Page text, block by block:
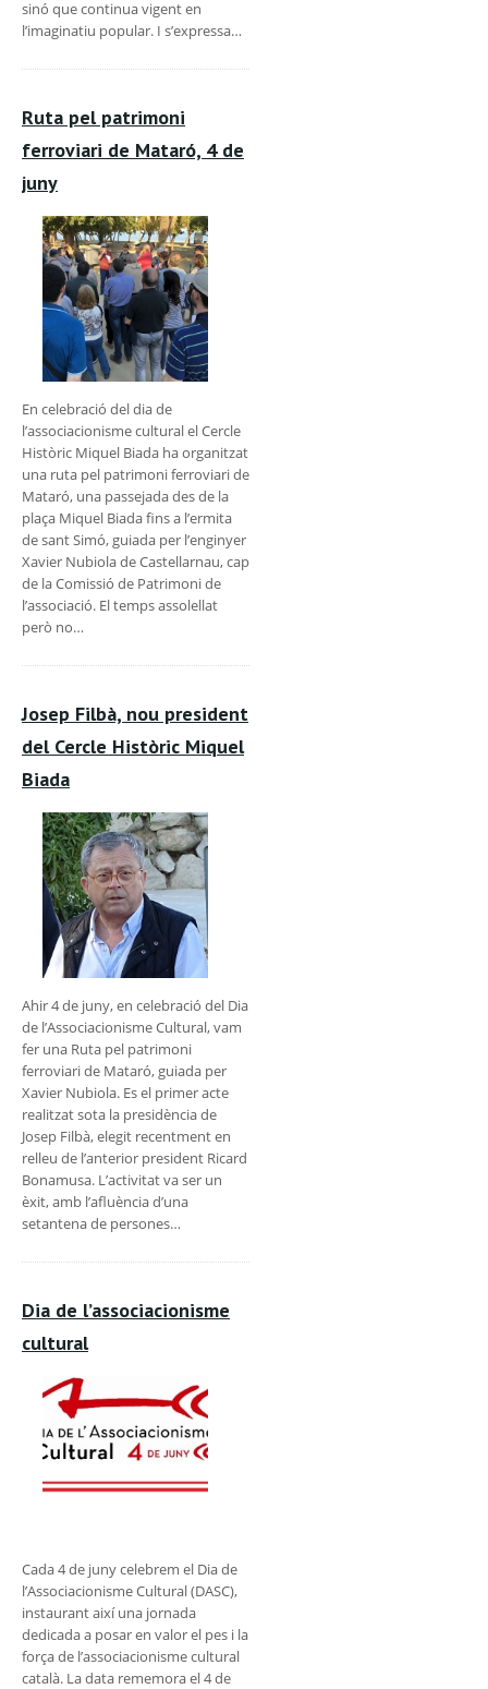
sinó que continua vigent en
l’imaginatiu popular. I s’expressa…
Ruta pel patrimoni
ferroviari de Mataró, 4 de
juny
En celebració del dia de
l’associacionisme cultural el Cercle
Històric Miquel Biada ha organitzat
una ruta pel patrimoni ferroviari de
Mataró, una passejada des de la
plaça Miquel Biada fins a l’ermita
de sant Simó, guiada per l’enginyer
Xavier Nubiola de Castellarnau, cap
de la Comissió de Patrimoni de
l’associació. El temps assolellat
però no…
Josep Filbà, nou president
del Cercle Històric Miquel
Biada
Ahir 4 de juny, en celebració del Dia
de l’Associacionisme Cultural, vam
fer una Ruta pel patrimoni
ferroviari de Mataró, guiada per
Xavier Nubiola. Es el primer acte
realitzat sota la presidència de
Josep Filbà, elegit recentment en
relleu de l’anterior president Ricard
Bonamusa. L’activitat va ser un
èxit, amb l’afluència d’una
setantena de persones…
Dia de l’associacionisme
cultural
Cada 4 de juny celebrem el Dia de
l’Associacionisme Cultural (DASC),
instaurant així una jornada
dedicada a posar en valor el pes i la
força de l’associacionisme cultural
català. La data rememora el 4 de